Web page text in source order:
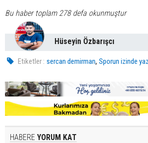
Bu haber toplam 278 defa okunmuştur
Hüseyin Özbarışcı
Etiketler : sercan demirman,Sporun izinde
HABERE YORUM KAT